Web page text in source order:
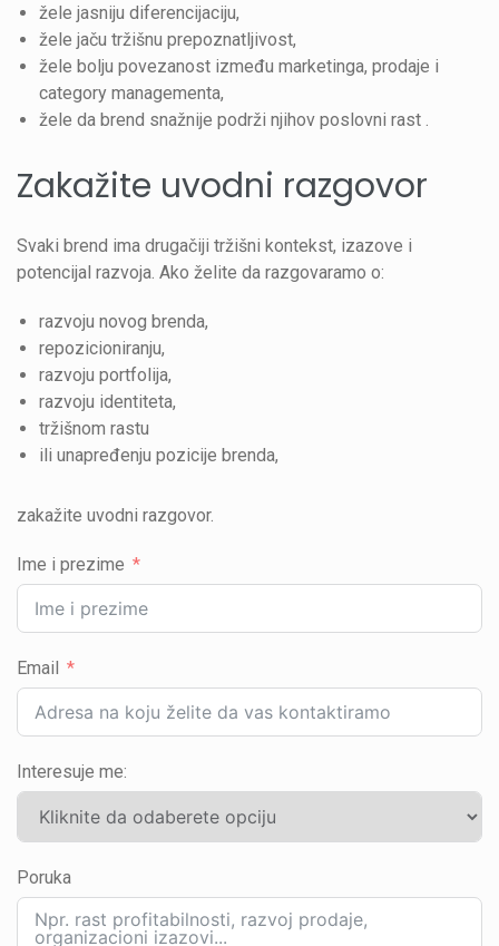
žele jasniju diferencijaciju,
žele jaču tržišnu prepoznatljivost,
žele bolju povezanost između marketinga, prodaje i
category managementa,
žele da brend snažnije podrži njihov poslovni rast .
Zakažite uvodni razgovor
Svaki brend ima drugačiji tržišni kontekst, izazove i
potencijal razvoja. Ako želite da razgovaramo o:
razvoju novog brenda,
repozicioniranju,
razvoju portfolija,
razvoju identiteta,
tržišnom rastu
ili unapređenju pozicije brenda,
zakažite uvodni razgovor.
Ime i prezime
Email
Interesuje me:
Poruka